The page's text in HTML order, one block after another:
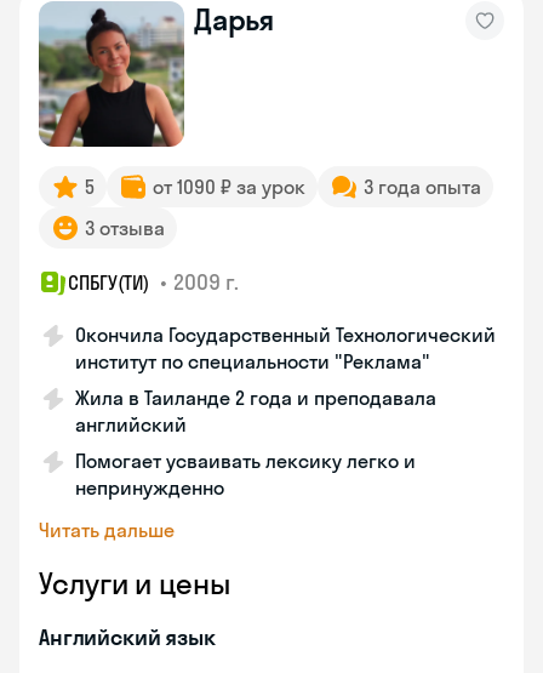
Дарья
5 от 1090 ₽ за урок
3 года опыта
3 отзыва
СПБГУ(ТИ) • 2009 г.
Окончила Государственный Технологический
институт по специальности "Реклама"
Жила в Таиланде 2 года и преподавала
английский
Помогает усваивать лексику легко и
непринужденно
Читать дальше
Услуги и цены
Английский язык